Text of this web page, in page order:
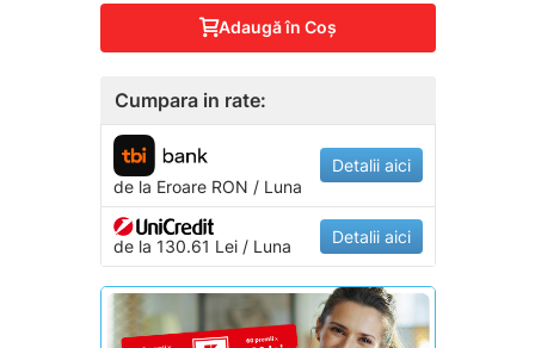
Adaugă în Coş
Cumpara in rate:
de la EroareRON / Luna
Detalii aici
de la 130.61 Lei / Luna Detalii aici